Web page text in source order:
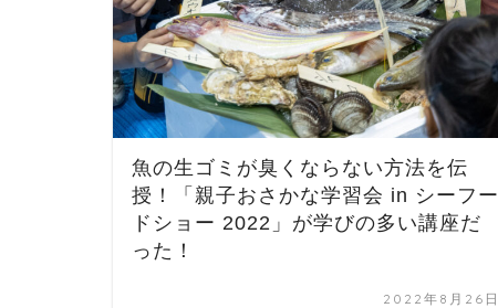
魚の生ゴミが臭くならない方法を伝
授！「親子おさかな学習会 in シーフー
ドショー 2022」が学びの多い講座だ
った！
2022年8月26日